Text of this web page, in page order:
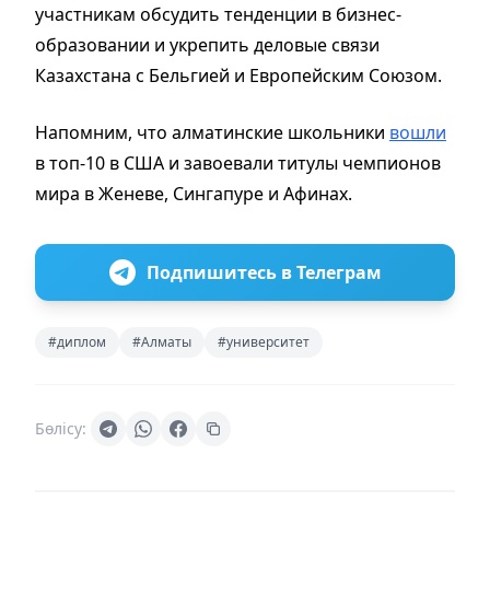
участникам обсудить тенденции в бизнес-
образовании и укрепить деловые связи
Казахстана с Бельгией и Европейским Союзом.
Напомним, что алматинские школьники вошли
в топ-10 в США и завоевали титулы чемпионов
мира в Женеве, Сингапуре и Афинах.
Подпишитесь в Телеграм
#диплом #Алматы #университет
Бөлісу: